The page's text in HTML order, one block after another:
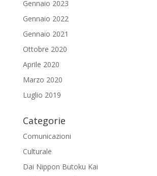
Gennaio 2023
Gennaio 2022
Gennaio 2021
Ottobre 2020
Aprile 2020
Marzo 2020
Luglio 2019
Categorie
Comunicazioni
Culturale
Dai Nippon Butoku Kai